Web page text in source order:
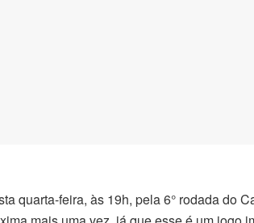
quarta-feira, às 19h, pela 6° rodada do